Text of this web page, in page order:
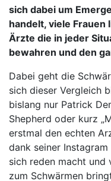
sich dabei um
handelt, viele Frauen
Ärzte die in jeder
bewahren und den
Dabei geht die
sich dieser Vergleich
bislang nur Patrick
Shepherd oder kurz
erstmal den echten
dank seiner
sich reden macht und
zum Schwärmen